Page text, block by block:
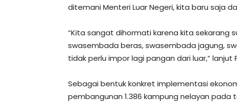
ditemani Menteri Luar Negeri, kita baru saja
“Kita sangat dihormati karena kita sekarang
swasembada beras, swasembada jagung,
tidak perlu impor lagi pangan dari luar,” lanjut
Sebagai bentuk konkret implementasi
pembangunan 1.386 kampung nelayan pada